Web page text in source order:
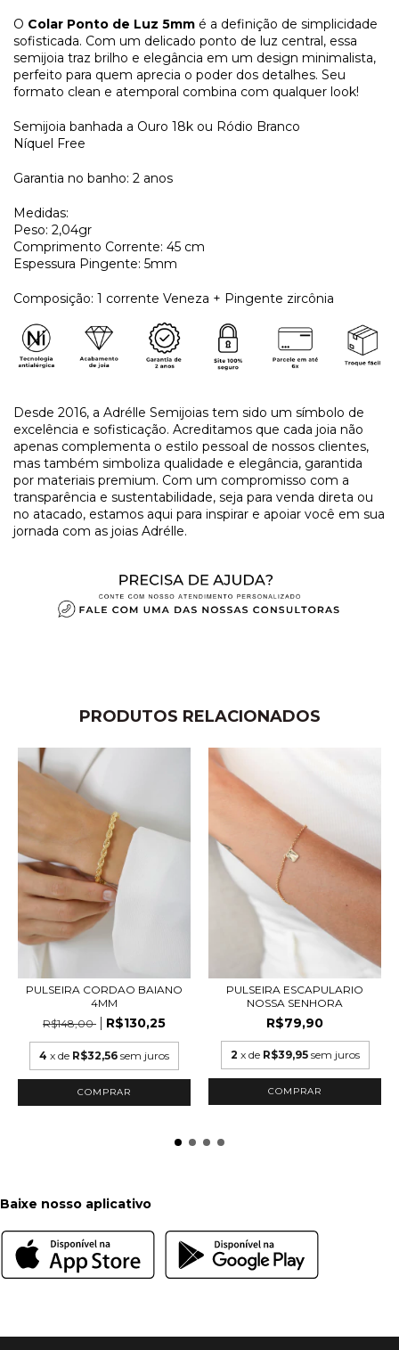
O Colar Ponto de Luz 5mm é a definição de simplicidade
sofisticada. Com um delicado ponto de luz central, essa
semijoia traz brilho e elegância em um design minimalista,
perfeito para quem aprecia o poder dos detalhes. Seu
formato clean e atemporal combina com qualquer look!
Semijoia banhada a Ouro 18k ou Ródio Branco
Níquel Free
Garantia no banho: 2 anos
Medidas:
Peso: 2,04gr
Comprimento Corrente: 45 cm
Espessura Pingente: 5mm
Composição: 1 corrente Veneza + Pingente zircônia
Desde 2016, a Adrélle Semijoias tem sido um símbolo de
excelência e sofisticação. Acreditamos que cada joia não
apenas complementa o estilo pessoal de nossos clientes,
mas também simboliza qualidade e elegância, garantida
por materiais premium. Com um compromisso com a
transparência e sustentabilidade, seja para venda direta ou
no atacado, estamos aqui para inspirar e apoiar você em sua
jornada com as joias Adrélle.
PRODUTOS RELACIONADOS
PULSEIRA CORDAO BAIANO
4MM
R$148,00
R$130,25
4 x de R$32,56 sem juros
COMPRAR
PULSEIRA ESCAPULARIO
NOSSA SENHORA
R$79,90
2 x de R$39,95 sem juros
COMPRAR
Baixe nosso aplicativo